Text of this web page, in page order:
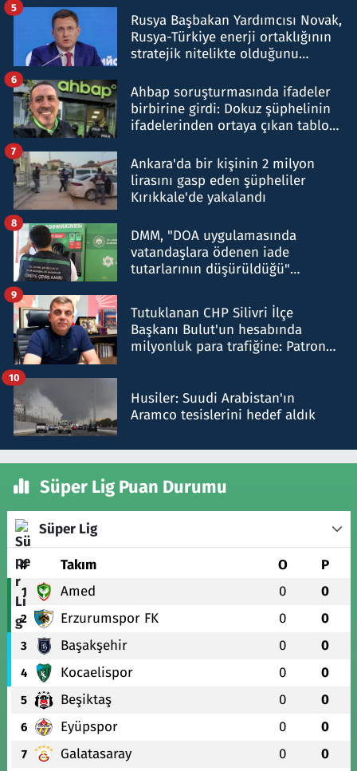
Rusya Başbakan Yardımcısı Novak,
Rusya-Türkiye enerji ortaklığının
stratejik nitelikte olduğunu
5
Ahbap soruşturmasında ifadeler
birbirine girdi: Dokuz şüphelinin
ifadelerinden ortaya çıkan tablo
6
Ankara'da bir kişinin 2 milyon
lirasını gasp eden şüpheliler
Kırıkkale'de yakalandı
7
DMM, "DOA uygulamasında
vatandaşlara ödenen iade
tutarlarının düşürüldüğü"
8
Tutuklanan CHP Silivri İlçe
Başkanı Bulut'un hesabında
milyonluk para trafiğine: Patron
9
Husiler: Suudi Arabistan'ın
Aramco tesislerini hedef aldık
10
Süper Lig Puan Durumu
Süper Lig
# Takım O P
1 Amed 0 0
2 Erzurumspor FK 0 0
3 Başakşehir 0 0
4 Kocaelispor 0 0
5 Beşiktaş 0 0
6 Eyüpspor 0 0
7 Galatasaray 0 0